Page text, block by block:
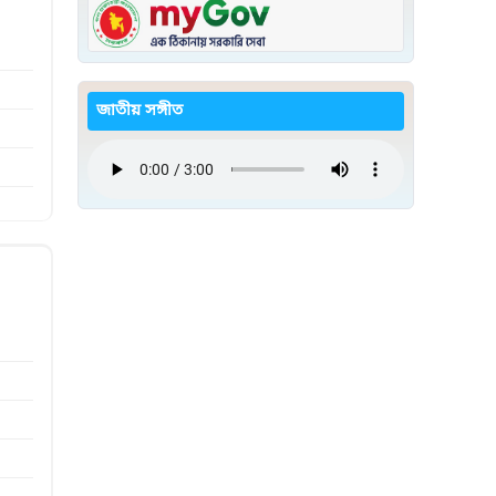
জাতীয় সঙ্গীত